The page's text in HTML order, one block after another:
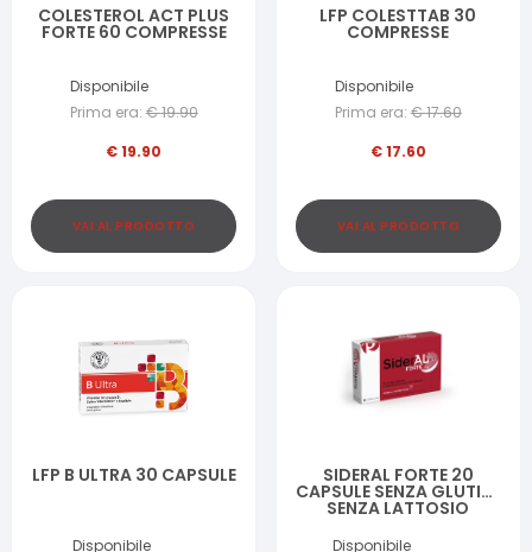
COLESTEROL ACT PLUS
FORTE 60 COMPRESSE
Disponibile
Prima era: €19.90
€19.90
VAI AL PRODOTTO
LFP COLESTTAB 30
COMPRESSE
Disponibile
Prima era: €17.60
€17.60
VAI AL PRODOTTO
LFP B ULTRA 30 CAPSULE
Disponibile
SIDERAL FORTE 20
CAPSULE SENZA GLUTINE
SENZA LATTOSIO
Disponibile